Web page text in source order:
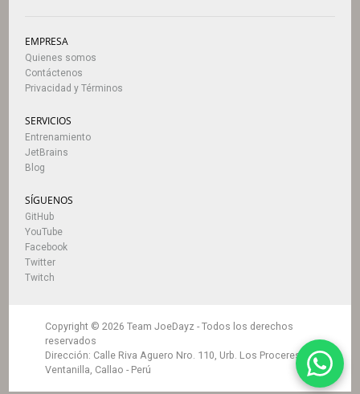
EMPRESA
Quienes somos
Contáctenos
Privacidad y Términos
SERVICIOS
Entrenamiento
JetBrains
Blog
SÍGUENOS
GitHub
YouTube
Facebook
Twitter
Twitch
Copyright © 2026 Team JoeDayz -Todos los derechos
reservados
Dirección: Calle Riva Aguero Nro. 110, Urb. Los Proceres
Ventanilla, Callao - Perú